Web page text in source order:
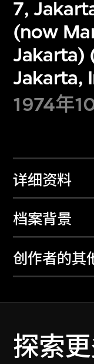
7,
(now
Jakarta)
Jakarta,
1974年
详细资料
档案背景
创作者的其
探索